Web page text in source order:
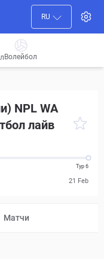
RU
Волейбол
NPL WA
лайв
Тур 6
21 Feb
Матчи